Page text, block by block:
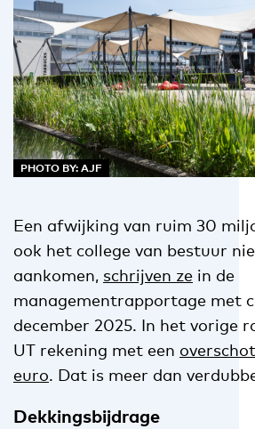
PHOTO BY: AJF
Een afwijking van ruim 30
ook het college van bestuur
aankomen, schrijven ze in de
managementrapportage met
december 2025. In het vorige
UT rekening met een
euro. Dat is meer dan
Dekkingsbijdrage